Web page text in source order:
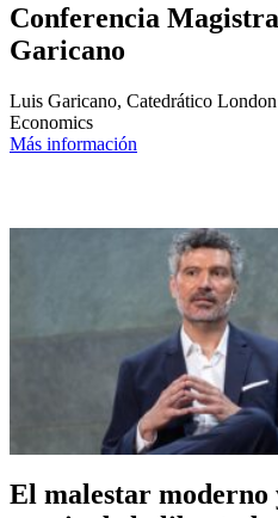
Conferencia
Garicano
Luis Garicano, Catedrático
Economics
Más información
El malestar moderno